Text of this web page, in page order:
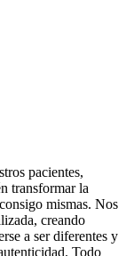
pacientes,
transformar la
mismas. Nos
creando
a ser diferentes y
Todo